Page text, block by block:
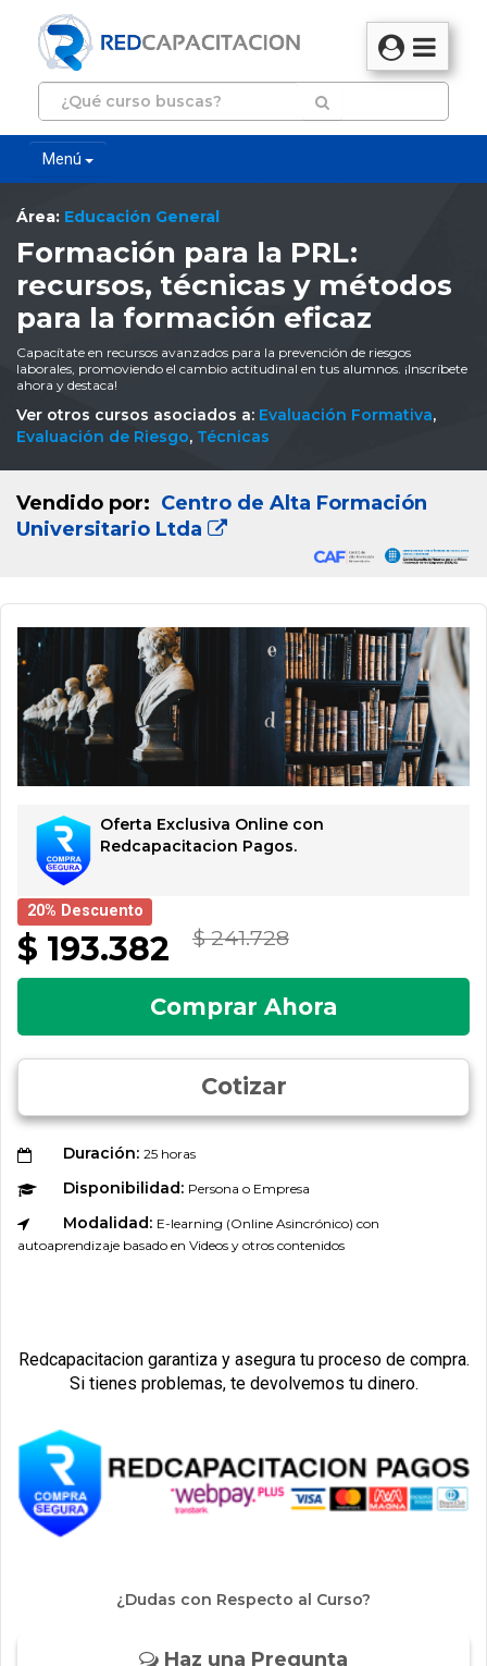
Menú
Área: Educación General
Formación para la PRL:
recursos, técnicas y métodos
para la formación eficaz
Capacítate en recursos avanzados para la prevención de riesgos
laborales, promoviendo el cambio actitudinal en tus alumnos. ¡Inscríbete
ahora y destaca!
Ver otros cursos asociados a: Evaluación Formativa,
Evaluación de Riesgo, Técnicas
Vendido por: Centro de Alta Formación
Universitario Ltda
Oferta Exclusiva Online con
Redcapacitacion Pagos.
20% Descuento
$ 193.382 $ 241.728
Comprar Ahora
Cotizar
Duración: 25 horas
Disponibilidad: Persona o Empresa
Modalidad: E-learning (Online Asincrónico) con
autoaprendizaje basado en Videos y otros contenidos
Redcapacitacion garantiza y asegura tu proceso de compra.
Si tienes problemas, te devolvemos tu dinero.
¿Dudas con Respecto al Curso?
Haz una Pregunta